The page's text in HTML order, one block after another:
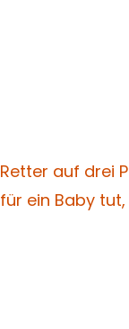
Retter auf drei
für ein Baby